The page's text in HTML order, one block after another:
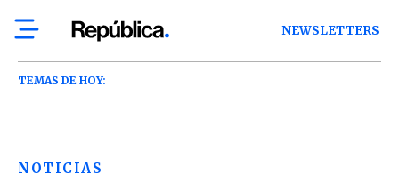
NEWSLETTERS
TEMAS DE HOY:
NOTICIAS